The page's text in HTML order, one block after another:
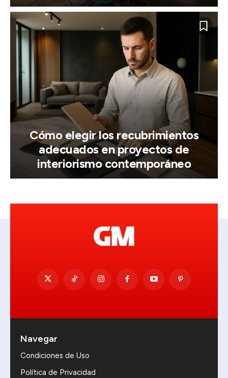
Cómo elegir los recubrimientos
adecuados en proyectos de
interiorismo contemporáneo
Navegar
Condiciones de Uso
Política de Privacidad